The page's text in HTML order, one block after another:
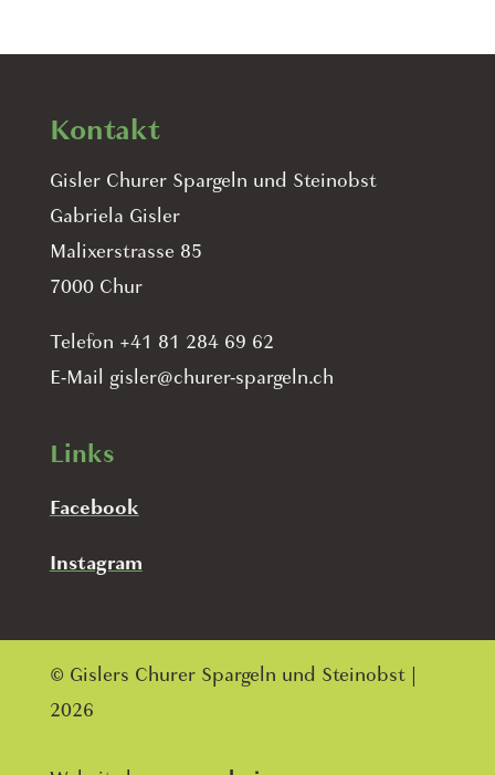
Kontakt
Gisler Churer Spargeln und Steinobst
Gabriela Gisler
Malixerstrasse 85
7000 Chur
Telefon +41 81 284 69 62
E-Mail gisler@churer-spargeln.ch
Links
Facebook
Instagram
© Gislers Churer Spargeln und Steinobst |
2026